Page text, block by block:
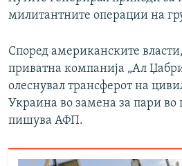
милитантните операции на
Според американските
приватна компанија „Ал
олеснувал трансферот на
Украина во замена за пари во
пишува АФП.